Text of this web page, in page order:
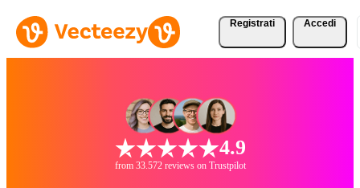
Registrati Accedi
4.9
from 33.572 reviews on Trustpilot